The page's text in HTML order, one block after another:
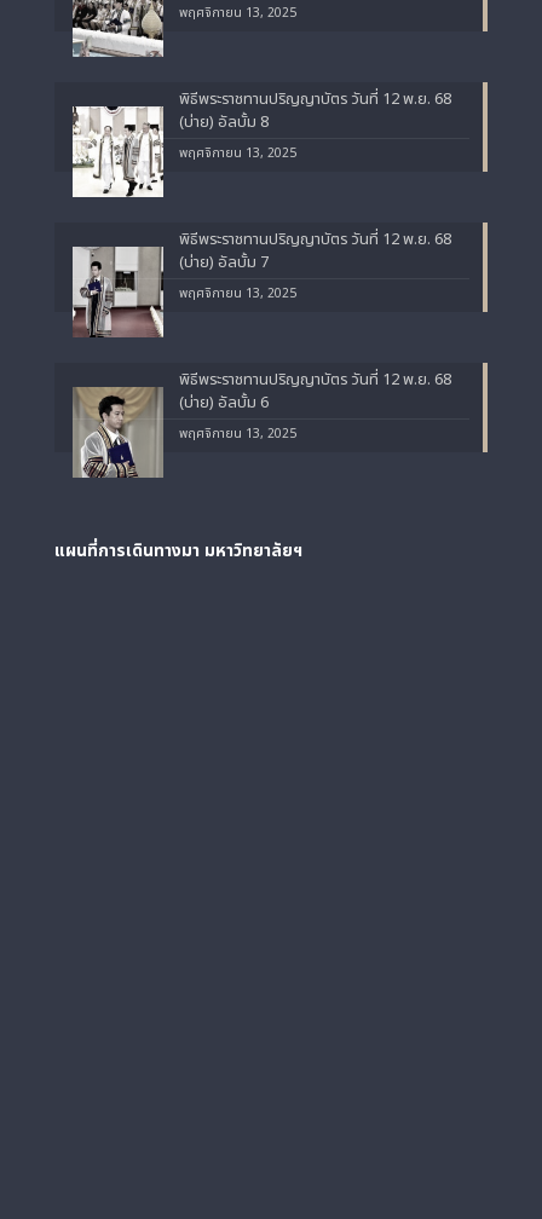
พฤศจิกายน 13, 2025
พิธีพระราชทานปริญญาบัตร วันที่ 12 พ.ย. 68
(บ่าย) อัลบั้ม 8
พฤศจิกายน 13, 2025
พิธีพระราชทานปริญญาบัตร วันที่ 12 พ.ย. 68
(บ่าย) อัลบั้ม 7
พฤศจิกายน 13, 2025
พิธีพระราชทานปริญญาบัตร วันที่ 12 พ.ย. 68
(บ่าย) อัลบั้ม 6
พฤศจิกายน 13, 2025
แผนที่การเดินทางมา มหาวิทยาลัยฯ